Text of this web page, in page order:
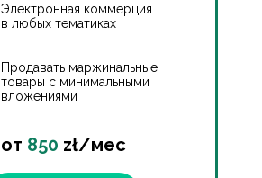
Электронная коммерция
в любых тематиках
Продавать маржинальные
товары с минимальными
вложениями
от 850 zł/мес